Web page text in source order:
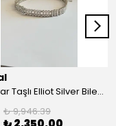
925 Ayar Taşlı Elliot Silver Bileklik
₺ 9,946.39